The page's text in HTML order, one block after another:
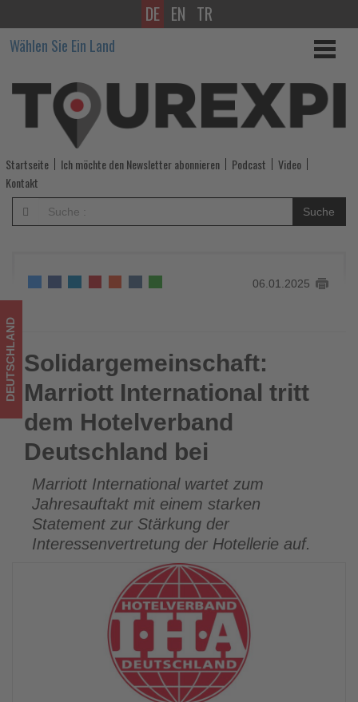
Solidargemeinschaft:
Marriott
International
tritt
dem
Hotelverband
Deutschland
Wissen,
was
im
Tourismus
los
ist!
DE EN TR
Wählen Sie Ein Land
Startseite Ich möchte den Newsletter abonnieren Podcast
Video
Kontakt
Suche
06.01.2025
Solidargemeinschaft: Marriott International tritt dem
Hotelverband Deutschland bei
DEUTSCHLAND Solidargemeinschaft:
Marriott International tritt
dem Hotelverband
Deutschland bei
Marriott International wartet zum
Jahresauftakt mit einem starken
Statement zur Stärkung der
Interessenvertretung der Hotellerie auf.